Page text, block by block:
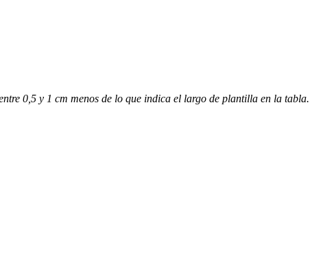
0,5 y 1 cm menos de lo que indica el largo de plantilla en la tabla.